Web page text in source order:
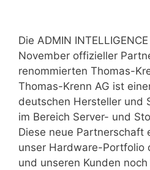
Die ADMIN
November offizieller
renommierten Thomas-
Thomas-Krenn AG ist
deutschen Hersteller und
im Bereich Server- und
Diese neue Partnerschaft
unser Hardware-Portfolio
und unseren Kunden